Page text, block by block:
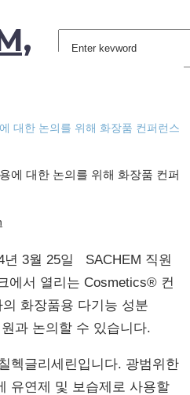
대한 논의를 위해 화장품 컨퍼런스
에 대한 논의를 위해 화장품 컨퍼
에서 열리는 Cosmetics® 컨
화장품용 다기능 성분
과 논의할 수 있습니다.
헥글리세린입니다. 광범위한
유연제 및 보습제로 사용할